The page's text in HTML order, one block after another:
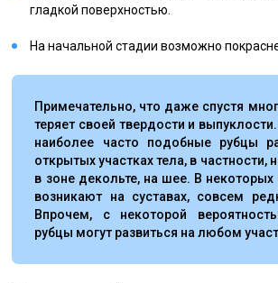
гладкой поверхностью.
На начальной стадии возможно
Примечательно, что даже спустя
теряет своей твердости и
наиболее часто подобные рубцы
открытых участках тела, в частности,
в зоне декольте, на шее. В некоторых
возникают на суставах, совсем
Впрочем, с некоторой
рубцы могут развиться на любом